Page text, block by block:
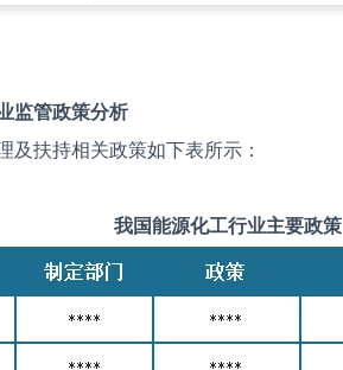
监管政策分析
及扶持相关政策如下表所示：
我国能源化工行业主要政策